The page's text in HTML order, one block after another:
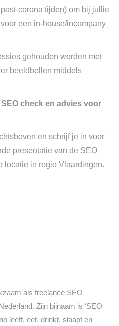
corona tijden) om bij jullie
een in-house/incompany
gehouden worden met
beeldbellen middels
check en advies voor
en schrijf je in voor
presentatie van de SEO
locatie in regio Vlaardingen.
als freelance SEO
Zijn bijnaam is ‘SEO
leeft, eet, drinkt, slaapt en